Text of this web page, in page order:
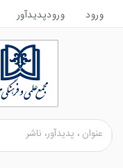
ورود ورودپدیدآور